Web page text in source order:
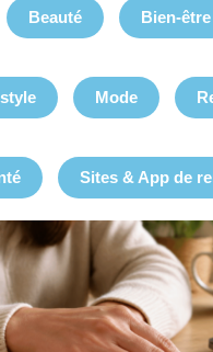
Beauté Bien-être
Mode
Sites & App de